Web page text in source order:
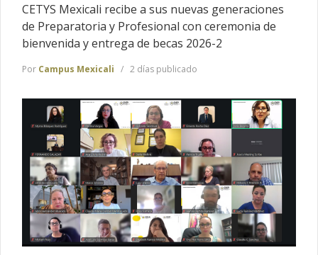
CETYS Mexicali recibe a sus nuevas generaciones
de Preparatoria y Profesional con ceremonia de
bienvenida y entrega de becas 2026-2
Por Campus Mexicali 2 días publicado